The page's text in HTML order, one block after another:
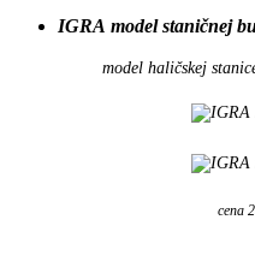
IGRA model staničnej
model haličskej
cena